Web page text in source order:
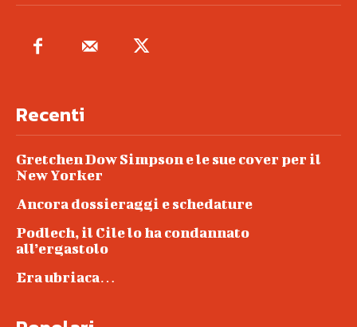
Recenti
Gretchen Dow Simpson e le sue cover per il
New Yorker
Ancora dossieraggi e schedature
Podlech, il Cile lo ha condannato
all’ergastolo
Era ubriaca…